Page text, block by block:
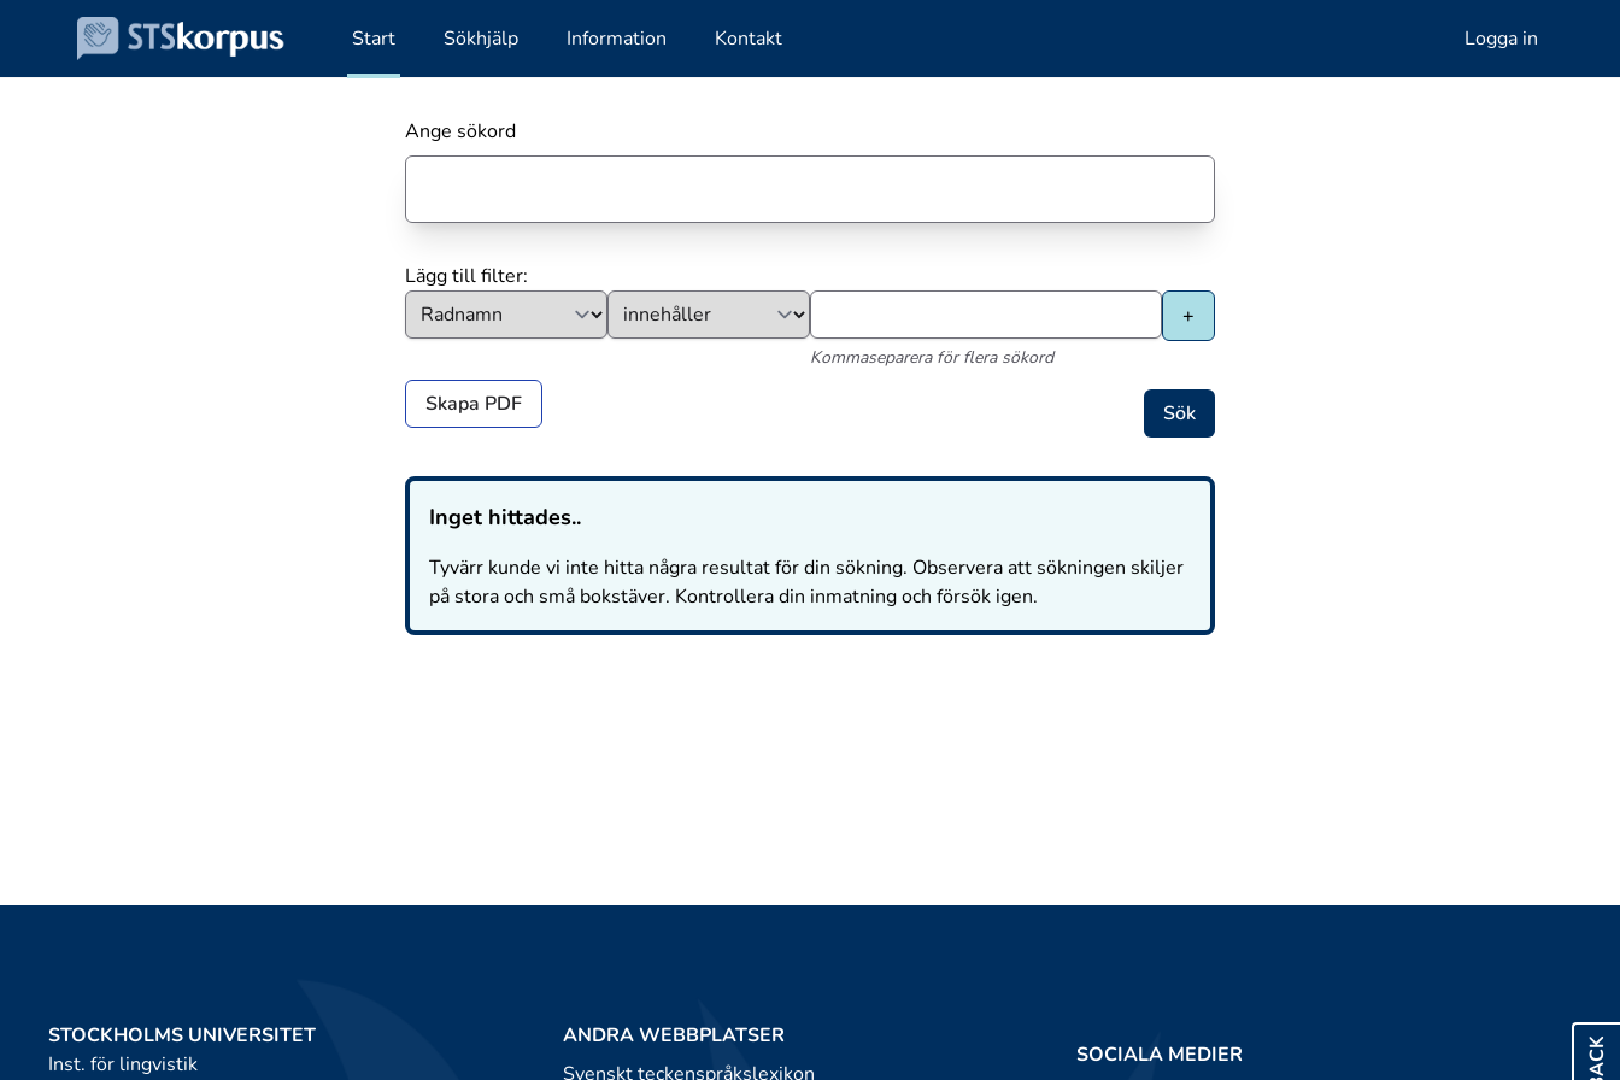
Start Sökhjälp Information Kontakt Logga in
Ange sökord
Lägg till filter:
Kommaseparera för flera sökord
Skapa PDF
Inget hittades..
Tyvärr kunde vi inte hitta några resultat för din sökning. Observera att sökningen skiljer
på stora och små bokstäver. Kontrollera din inmatning och försök igen.
STOCKHOLMS UNIVERSITET
Inst. för lingvistik
ANDRA WEBBPLATSER
Svenskt teckenspråkslexikon
SOCIALA MEDIER